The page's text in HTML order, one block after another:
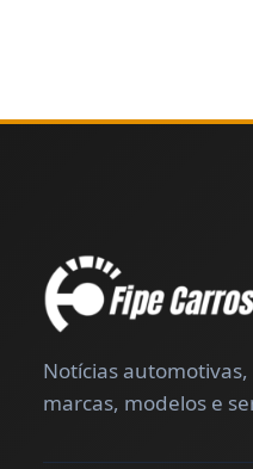
Notícias
marcas, modelos e